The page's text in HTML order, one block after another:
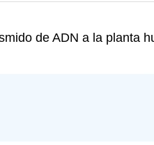
de ADN a la planta